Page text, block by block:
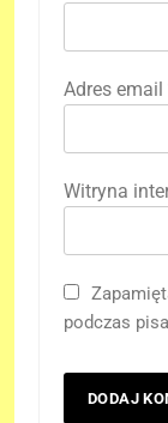
Adres email
Witryna
podczas